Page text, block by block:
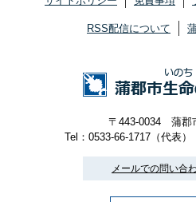
RSS配信について
〒443-0034 蒲郡
Tel：0533-66-1717（代表）
メールでの問い合